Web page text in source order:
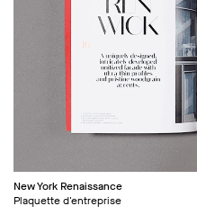
New York Renaissance
Plaquette d'entreprise